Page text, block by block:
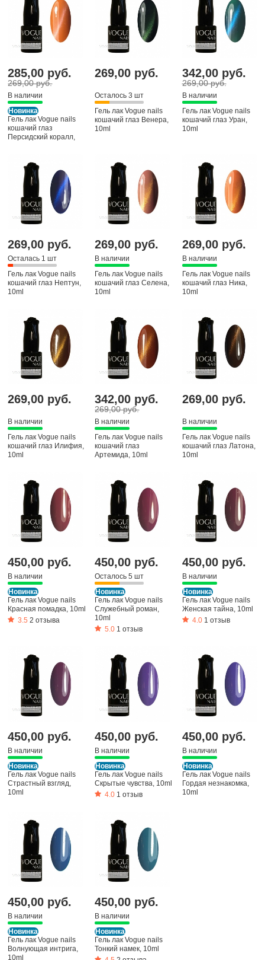
285,00 руб.
269,00 руб.
В наличии
Новинка
Гель лак Vogue nails
кошачий глаз
Персидский коралл,
269,00 руб.
Осталось 3 шт
Гель лак Vogue nails
кошачий глаз Венера,
10ml
342,00 руб.
269,00 руб.
В наличии
Гель лак Vogue nails
кошачий глаз Уран,
10ml
269,00 руб.
Осталась 1 шт
Гель лак Vogue nails
кошачий глаз Нептун,
10ml
269,00 руб.
В наличии
Гель лак Vogue nails
кошачий глаз Селена,
10ml
269,00 руб.
В наличии
Гель лак Vogue nails
кошачий глаз Ника,
10ml
269,00 руб.
В наличии
Гель лак Vogue nails
кошачий глаз Илифия,
10ml
342,00 руб.
269,00 руб.
В наличии
Гель лак Vogue nails
кошачий глаз
Артемида, 10ml
269,00 руб.
В наличии
Гель лак Vogue nails
кошачий глаз Латона,
10ml
450,00 руб.
В наличии
Новинка
Гель лак Vogue nails
Красная помадка, 10ml
3.5 2 отзыва
450,00 руб.
Осталось 5 шт
Новинка
Гель лак Vogue nails
Служебный роман,
10ml
5.0 1 отзыв
450,00 руб.
В наличии
Новинка
Гель лак Vogue nails
Женская тайна, 10ml
4.01 отзыв
450,00 руб.
В наличии
Новинка
Гель лак Vogue nails
Страстный взгляд,
10ml
450,00 руб.
В наличии
Новинка
Гель лак Vogue nails
Скрытые чувства, 10ml
4.0 1 отзыв
450,00 руб.
В наличии
Новинка
Гель лак Vogue nails
Гордая незнакомка,
10ml
450,00 руб.
В наличии
Новинка
Гель лак Vogue nails
Волнующая интрига,
10ml
450,00 руб.
В наличии
Новинка
Гель лак Vogue nails
Тонкий намек, 10ml